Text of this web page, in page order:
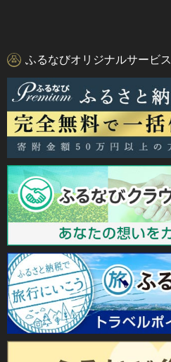
ふるなびオリジナルサービス